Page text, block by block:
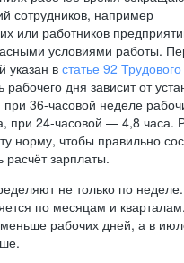
сотрудников, например
или работников
условиями работы.
указан в статье 92
рабочего дня зависит от
при 36-часовой неделе
при 24-часовой — 4,8 часа.
норму, чтобы правильно
расчёт зарплаты.
не только по
по месяцам и
рабочих дней, а в